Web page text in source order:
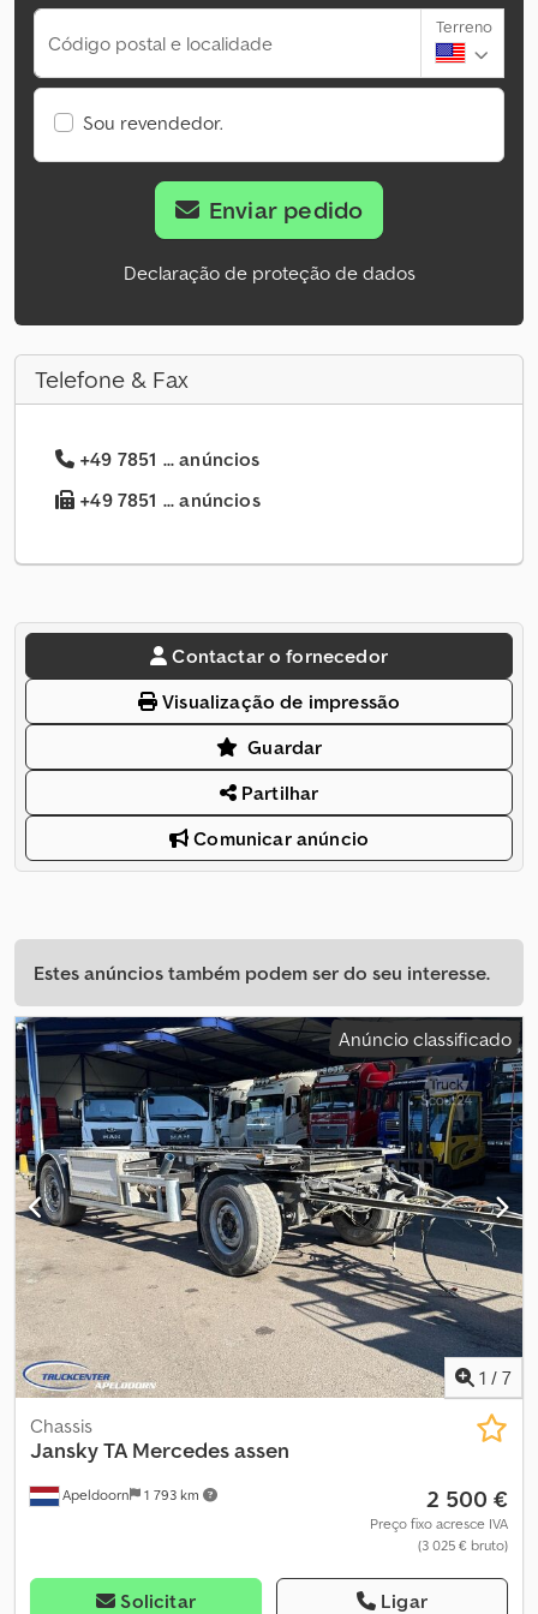
Código postal e localidade
Terreno
Sou revendedor.
Enviar pedido
Declaração de proteção de dados
Telefone & Fax
+49 7851 ... anúncios
+49 7851 ... anúncios
Contactar o fornecedor
Visualização de impressão
Guardar
Partilhar
Comunicar anúncio
Estes anúncios também podem ser do seu interesse.
Anúncio classificado
1 / 7
Apeldoorn 1 793 km
Chassis
JanskyTA Mercedes assen
2 500 €
Preço fixo acresce IVA
(3 025 € bruto)
Solicitar Ligar